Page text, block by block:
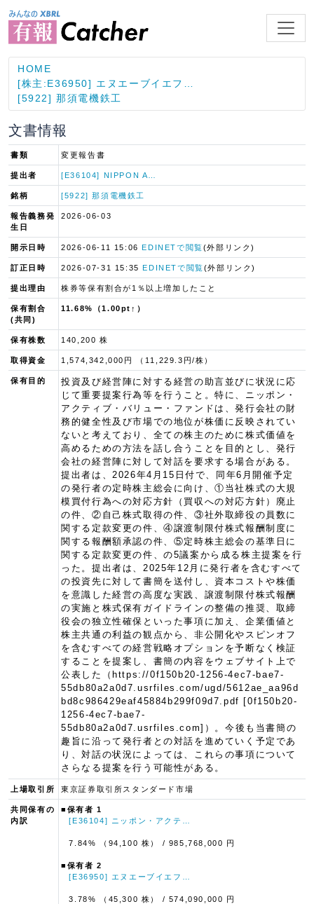
HOME
[株主:E36950] エヌエーブイエフ…
[5922] 那須電機鉄工
文書情報
書類 変更報告書
提出者 [E36104] NIPPON A…
銘柄 [5922] 那須電機鉄工
報告義務発
生日
2026-06-03
開示日時 2026-06-11 15:06EDINETで閲覧(外部リンク)
訂正日時 2026-07-31 15:35EDINETで閲覧(外部リンク)
提出理由 株券等保有割合が1％以上増加したこと
保有割合
(共同)
11.68%（1.00pt↑）
保有株数 140,200 株
取得資金 1,574,342,000円 （11,229.3円/株）
保有目的
投資及び経営陣に対する経営の助言並びに状況に応
じて重要提案行為等を行うこと。特に、ニッポン・
アクティブ・バリュー・ファンドは、発行会社の財
務的健全性及び市場での地位が株価に反映されてい
ないと考えており、全ての株主のために株式価値を
高めるための方法を話し合うことを目的とし、発行
会社の経営陣に対して対話を要求する場合がある。
提出者は、2026年4月15日付で、同年6月開催予定
の発行者の定時株主総会に向け、①当社株式の大規
模買付行為への対応方針（買収への対応方針）廃止
の件、②自己株式取得の件、③社外取締役の員数に
関する定款変更の件、④譲渡制限付株式報酬制度に
関する報酬額承認の件、⑤定時株主総会の基準日に
関する定款変更の件、の5議案から成る株主提案を行
った。提出者は、2025年12月に発行者を含むすべて
の投資先に対して書簡を送付し、資本コストや株価
を意識した経営の高度な実践、譲渡制限付株式報酬
の実施と株式保有ガイドラインの整備の推奨、取締
役会の独立性確保といった事項に加え、企業価値と
株主共通の利益の観点から、非公開化やスピンオフ
を含むすべての経営戦略オプションを予断なく検証
することを提案し、書簡の内容をウェブサイト上で
公表した（https://0f150b20-1256-4ec7-bae7-
55db80a2a0d7.usrfiles.com/ugd/5612ae_aa96d
bd8c986429eaf45884b299f09d7.pdf [0f150b20-
1256-4ec7-bae7-
55db80a2a0d7.usrfiles.com]）。今後も当書簡の
趣旨に沿って発行者との対話を進めていく予定であ
り、対話の状況によっては、これらの事項について
さらなる提案を行う可能性がある。
上場取引所 東京証券取引所スタンダード市場
共同保有の
内訳
■保有者 1
[E36104] ニッポン・アクテ…
7.84% （94,100 株） / 985,768,000 円
■保有者 2
[E36950] エヌエーブイエフ…
3.78% （45,300 株） / 574,090,000 円